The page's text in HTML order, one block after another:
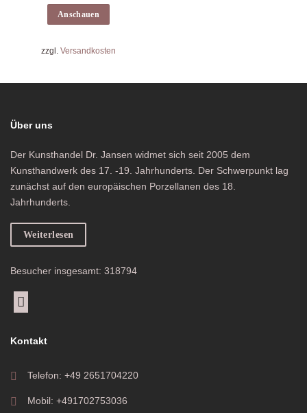
Anschauen
zzgl. Versandkosten
Über uns
Der Kunsthandel Dr. Jansen widmet sich seit 2005 dem
Kunsthandwerk des 17. -19. Jahrhunderts. Der Schwerpunkt lag
zunächst auf den europäischen Porzellanen des 18.
Jahrhunderts.
Weiterlesen
Besucher insgesamt: 318794
Kontakt
Telefon: +49 2651704220
Mobil: +491702753036